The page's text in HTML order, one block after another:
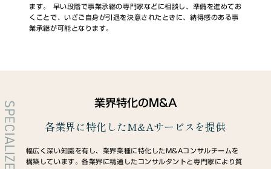
ます。 早い段階で事業承継の専門家などに相談し、準備を進めてお
くことで、いざご自身が引退を決意されたときに、納得感のある事
業承継が可能となります。
SPECIALIZED 業界特化のM&A
各業界に特化したM&Aサービスを提供
幅広く深い知識を有し、業界業種に特化したM&Aコンサルチームを
構築しています。各業界に精通したコンサルタントと専門家により質